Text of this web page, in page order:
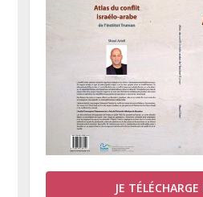
JE TÉLÉCHARGE